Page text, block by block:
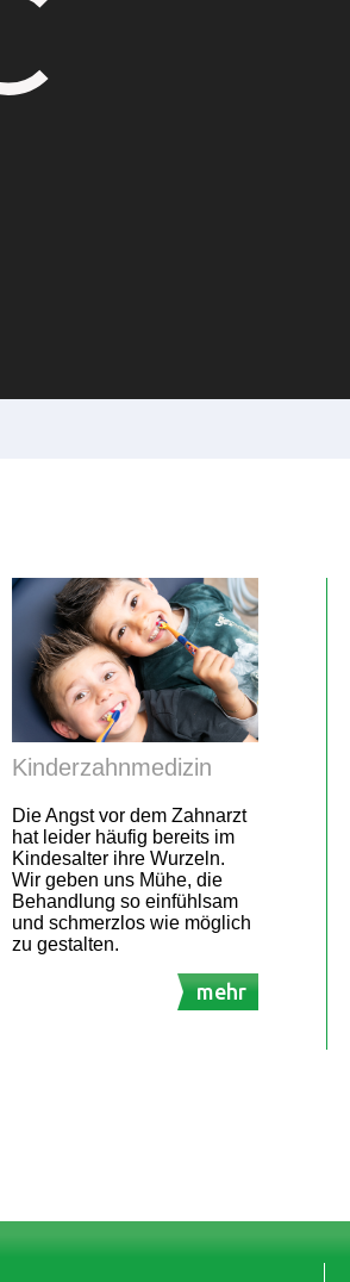
Kinderzahnmedizin
Die Angst vor dem Zahnarzt
hat leider häufig bereits im
Kindesalter ihre Wurzeln.
Wir geben uns Mühe, die
Behandlung so einfühlsam
und schmerzlos wie möglich
zu gestalten.
mehr